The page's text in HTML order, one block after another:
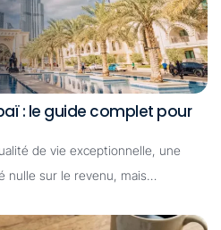
: le guide complet pour
de vie exceptionnelle, une
nulle sur le revenu, mais…